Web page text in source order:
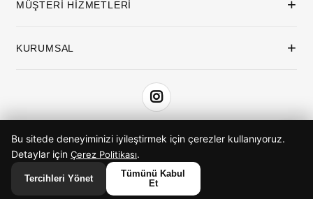
MÜŞTERİ HİZMETLERİ +
KURUMSAL +
iyzico ile Öde
© 2026 ButikimButik. Tüm hakları saklıdır.
Anasayfa Favorilerim Sepetim
Bu sitede deneyiminizi iyileştirmek için çerezler kullanıyoruz.
Detaylar için Çerez Politikası.
Tercihleri Yönet
Tümünü Kabul
Et